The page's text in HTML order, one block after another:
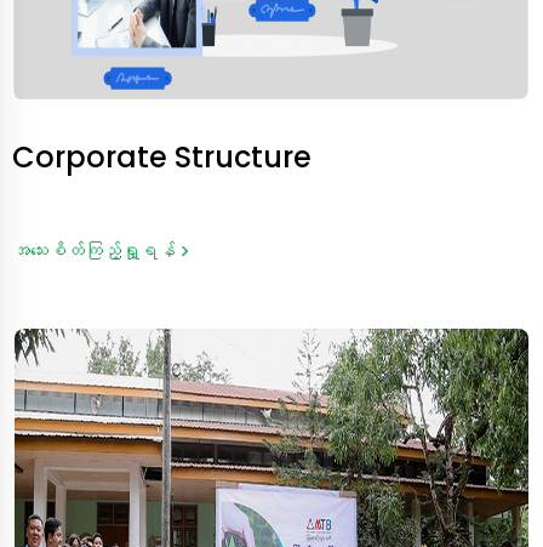
Corporate Structure
အသေးစိတ်ကြည့်ရှု့ရန်